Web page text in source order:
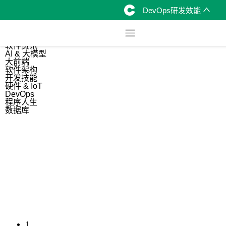
DevOps研发效能
软件资讯
AI & 大模型
大前端
软件架构
开发技能
硬件 & IoT
DevOps
程序人生
数据库
1